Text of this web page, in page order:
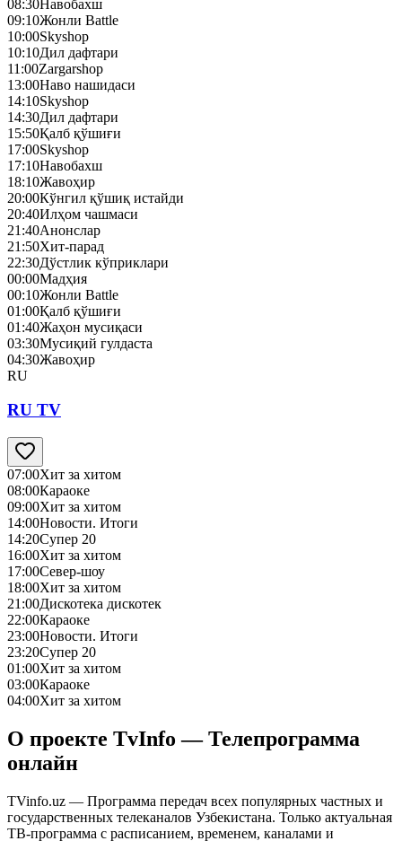
08:30Навобахш
09:10Жонли Battle
10:00Skyshop
10:10Дил дафтари
11:00Zargarshop
13:00Наво нашидаси
14:10Skyshop
14:30Дил дафтари
15:50Қалб қўшиғи
17:00Skyshop
17:10Навобахш
18:10Жавоҳир
20:00Кўнгил қўшиқ истайди
20:40Илҳом чашмаси
21:40Анонслар
21:50Хит-парад
22:30Дўстлик кўприклари
00:00Мадҳия
00:10Жонли Battle
01:00Қалб қўшиғи
01:40Жаҳон мусиқаси
03:30Мусиқий гулдаста
04:30Жавоҳир
RU
RU TV
07:00Хит за хитом
08:00Караоке
09:00Хит за хитом
14:00Новости. Итоги
14:20Супер 20
16:00Хит за хитом
17:00Север-шоу
18:00Хит за хитом
21:00Дискотека дискотек
22:00Караоке
23:00Новости. Итоги
23:20Супер 20
01:00Хит за хитом
03:00Караоке
04:00Хит за хитом
О проекте TvInfo — Телепрограмма
онлайн
TVinfo.uz — Программа передач всех популярных частных и
государственных телеканалов Узбекистана. Только актуальная
ТВ-программа с расписанием, временем, каналами и